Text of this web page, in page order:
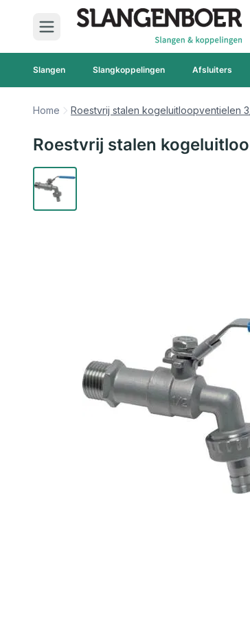
Ga naar de inhoud
Slangen Slangkoppelingen Afsluiters
Home Roestvrij stalen kogeluitloopventielen
Roestvrij stalen